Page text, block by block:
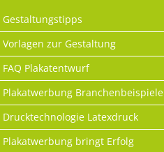
Gestaltungstipps
Vorlagen zur Gestaltung
FAQ Plakatentwurf
Plakatwerbung Branchenbeispiele
Drucktechnologie Latexdruck
Plakatwerbung bringt Erfolg